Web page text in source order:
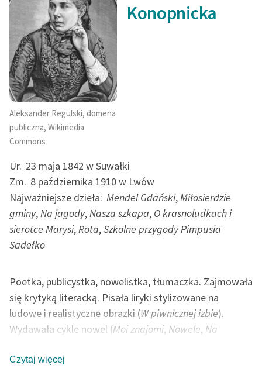
Aleksander Regulski, domena
publiczna, Wikimedia
Commons
Konopnicka
Ur. 23 maja 1842 w Suwałki
Zm. 8 października 1910 w Lwów
Najważniejsze dzieła: Mendel Gdański,Miłosierdzie
gminy,Na jagody,Nasza szkapa, O krasnoludkach i
sierotce Marysi,Rota,Szkolne przygody Pimpusia
Sadełko
Poetka, publicystka, nowelistka, tłumaczka. Zajmowała
się krytyką literacką. Pisała liryki stylizowane na
ludowe i realistyczne obrazki (W piwnicznej izbie).
Wydawała cykle nowel (Moi znajomi, Nowele, Na
bajki ( Na jagody
Czytaj więcej